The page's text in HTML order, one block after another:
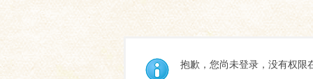
抱歉，您尚未登录，没有权限